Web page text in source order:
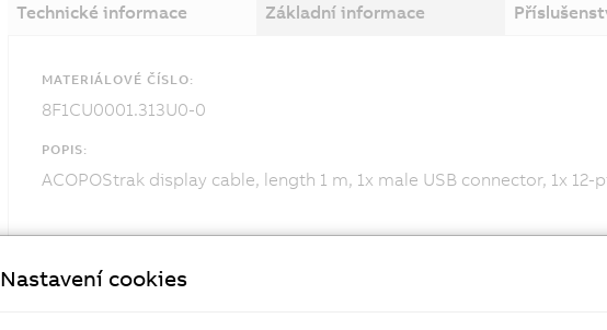
Technické informace Základní informace
MATERIÁLOVÉ ČÍSLO:
8F1CU0001.313U0-0
POPIS:
ACOPOStrak display cable, length 1 m, 1x male USB connector, 1x
Nastavení cookies